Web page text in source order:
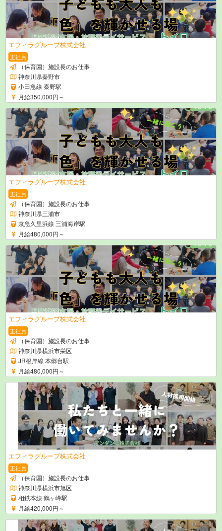
エフィラグループ株式会社
正社員
（保育園）施設長のお仕事
神奈川県秦野市
小田急線 秦野駅
月給350,000円～
エフィラグループ株式会社
正社員
（保育園）施設長のお仕事
神奈川県三浦市
京急久里浜線 三浦海岸駅
月給480,000円～
エフィラグループ株式会社
正社員
（保育園）施設長のお仕事
神奈川県横浜市栄区
JR根岸線 本郷台駅
月給480,000円～
エフィラグループ株式会社
正社員
（保育園）施設長のお仕事
神奈川県横浜市旭区
相鉄本線 鶴ヶ峰駅
月給420,000円～